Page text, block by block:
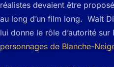
réalistes devaient être
au long d’un film long. Walt
lui donne le rôle d’autorité sur
personnages de Blanche-